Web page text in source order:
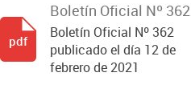
Boletín Oficial Nº 362
Boletín Oficial Nº 362
publicado el día 12 de
febrero de 2021
pdf